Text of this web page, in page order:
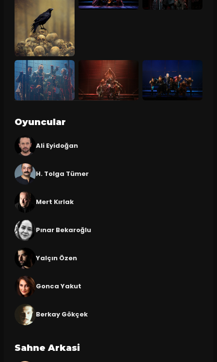
Oyuncular
Ali Eyidoğan
H. Tolga Tümer
Mert Kırlak
Pınar Bekaroğlu
Yalçın Özen
Gonca Yakut
Berkay Gökçek
Sahne Arkasi